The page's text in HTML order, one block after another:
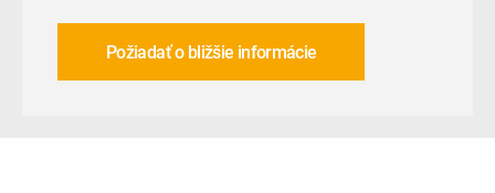
Genetika Covid-19 Žiadanky a tlačivá
Požiadať o bližšie informácie